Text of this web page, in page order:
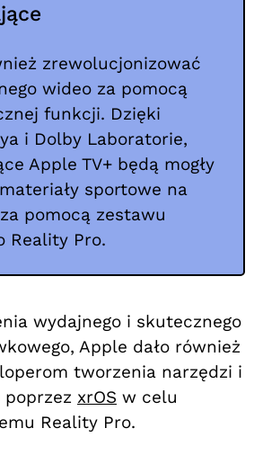
zrewolucjonizować
wideo za pomocą
funkcji. Dzięki
i Dolby Laboratorie,
Apple TV+ będą mogły
sportowe na
pomocą zestawu
Reality Pro.
wydajnego i skutecznego
Apple dało również
tworzenia narzędzi i
poprzez xrOS w celu
Reality Pro.